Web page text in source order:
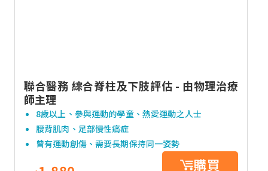
聯合醫務 綜合脊柱及下肢評估 - 由物理治療
師主理
8歲以上、參與運動的學童、熱愛運動之人士
腰背肌肉、足部慢性痛症
曾有運動創傷、需要長期保持同一姿勢
購買